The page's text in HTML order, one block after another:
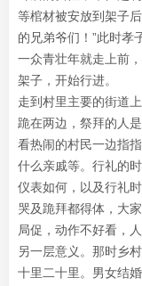
等棺材被安放到架子
的兄弟爷们！”此时孝
一众青壮年就走上前
架子，开始行进。
走到村里主要的街道
跪在两边，祭拜的人
看热闹的村民一边指
什么亲戚等。行礼的
仪表如何，以及行礼
哭及跪拜都得体，大
局促，动作不好看，
另一层意义。那时乡
十里二十里。男女结